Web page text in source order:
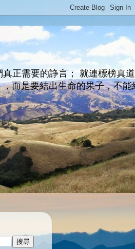
正需要的諍言； 就連標榜真
而是要結出生命的果子，不能